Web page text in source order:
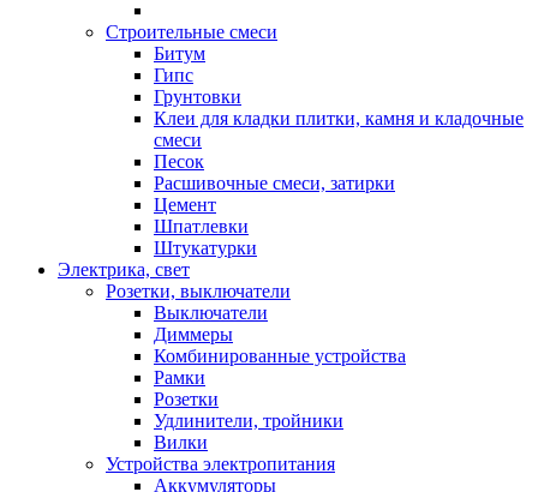
Строительные смеси
Битум
Гипс
Грунтовки
Клеи для кладки плитки, камня и кладочные
смеси
Песок
Расшивочные смеси, затирки
Цемент
Шпатлевки
Штукатурки
Электрика, свет
Розетки, выключатели
Выключатели
Диммеры
Комбинированные устройства
Рамки
Розетки
Удлинители, тройники
Вилки
Устройства электропитания
Аккумуляторы